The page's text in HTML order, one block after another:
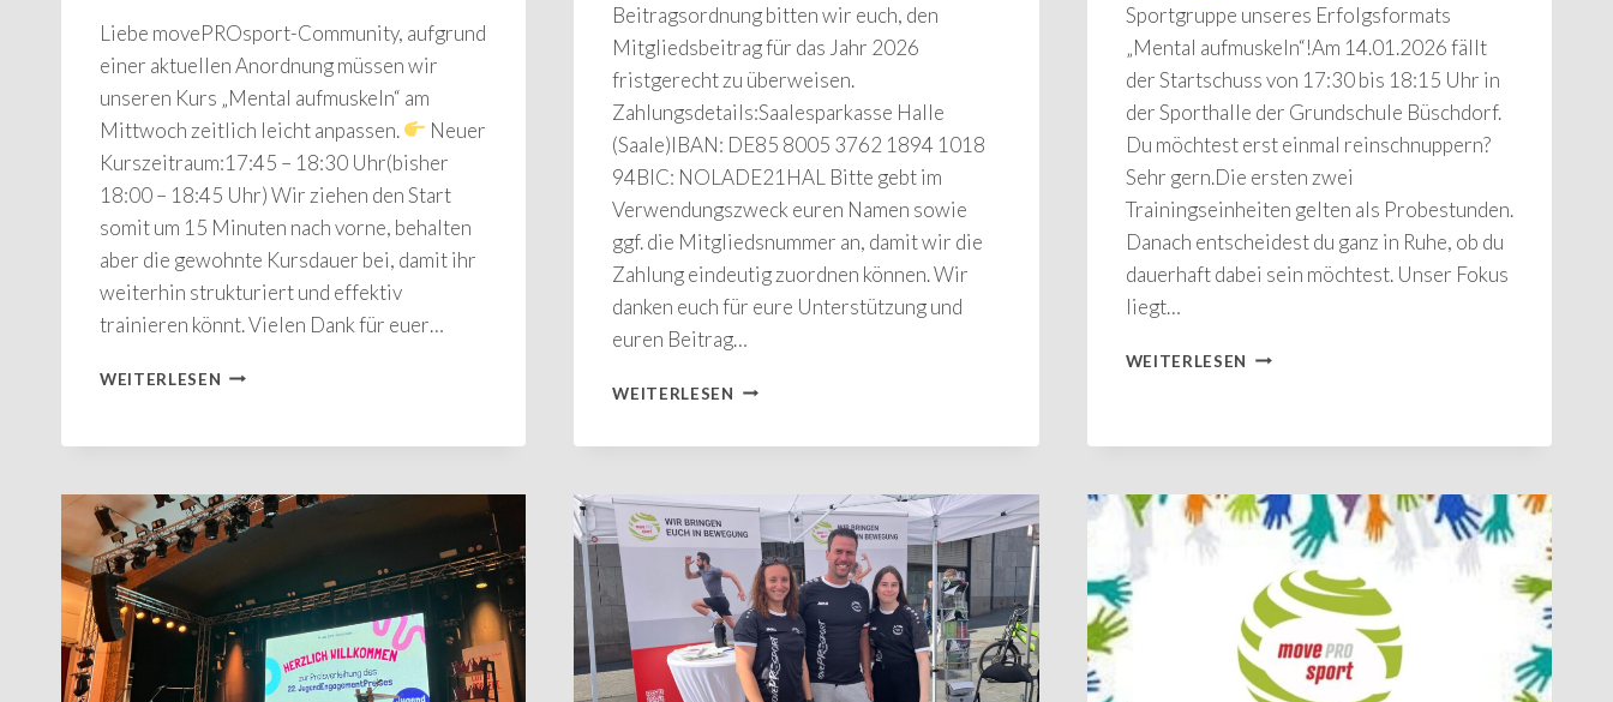
Liebe movePROsport-Community, aufgrund
einer aktuellen Anordnung müssen wir
unseren Kurs „Mental aufmuskeln“ am
Mittwoch zeitlich leicht anpassen.
Neuer
Kurszeitraum:17:45 – 18:30 Uhr(bisher
18:00 – 18:45 Uhr) Wir ziehen den Start
somit um 15 Minuten nach vorne, behalten
aber die gewohnte Kursdauer bei, damit ihr
weiterhin strukturiert und effektiv
trainieren könnt. Vielen Dank für euer…
WEITERLESEN UPDATE
MITTWOCHSKURS
AUFMUSKELN“
Beitragsordnung bitten wir euch, den
Mitgliedsbeitrag für das Jahr 2026
fristgerecht zu überweisen.
Zahlungsdetails:Saalesparkasse Halle
(Saale)IBAN: DE85 8005 3762 1894 1018
94BIC: NOLADE21HAL Bitte gebt im
Verwendungszweck euren Namen sowie
ggf. die Mitgliedsnummer an, damit wir die
Zahlung eindeutig zuordnen können. Wir
danken euch für eure Unterstützung und
euren Beitrag…
WEITERLESEN MITGLIEDSBEITRAG
Sportgruppe unseres Erfolgsformats
„Mental aufmuskeln“!Am 14.01.2026 fällt
der Startschuss von 17:30 bis 18:15 Uhr in
der Sporthalle der Grundschule Büschdorf.
Du möchtest erst einmal reinschnuppern?
Sehr gern.Die ersten zwei
Trainingseinheiten gelten als Probestunden.
Danach entscheidest du ganz in Ruhe, ob du
dauerhaft dabei sein möchtest. Unser Fokus
liegt…
WEITERLESEN 2.SPORTGRUPPE